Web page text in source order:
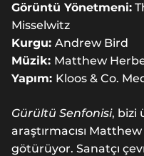
Görüntü Yönetmeni:
Misselwitz
Kurgu: Andrew Bird
Müzik: Matthew
Yapım: Kloos & Co.
Gürültü Senfonisi, bizi
araştırmacısı
götürüyor. Sanatçı